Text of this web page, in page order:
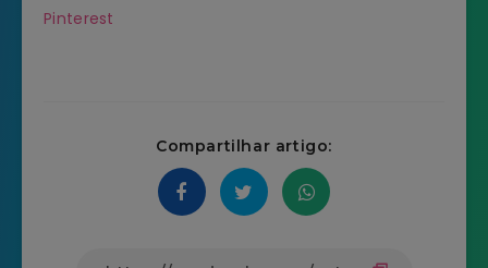
Pinterest
Compartilhar artigo: